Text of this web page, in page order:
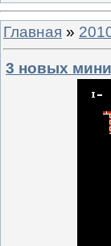
Главная »
3 новых